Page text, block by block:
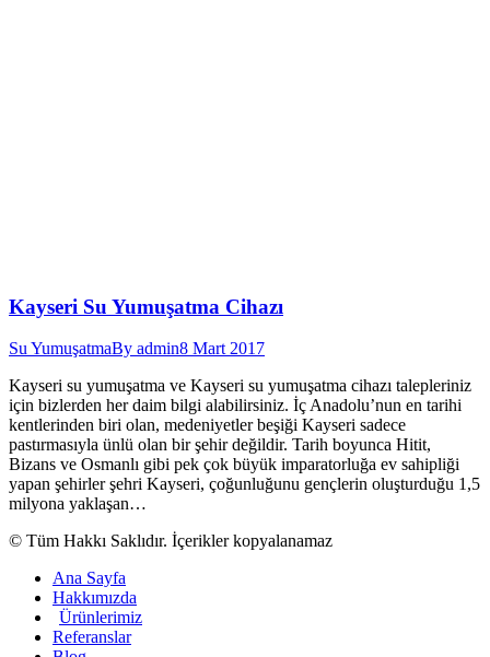
Kayseri Su Yumuşatma Cihazı
Su YumuşatmaBy admin8 Mart 2017
Kayseri su yumuşatma ve Kayseri su yumuşatma cihazı talepleriniz
için bizlerden her daim bilgi alabilirsiniz. İç Anadolu’nun en tarihi
kentlerinden biri olan, medeniyetler beşiği Kayseri sadece
pastırmasıyla ünlü olan bir şehir değildir. Tarih boyunca Hitit,
Bizans ve Osmanlı gibi pek çok büyük imparatorluğa ev sahipliği
yapan şehirler şehri Kayseri, çoğunluğunu gençlerin oluşturduğu 1,5
milyona yaklaşan…
© Tüm Hakkı Saklıdır. İçerikler kopyalanamaz
Ana Sayfa
Hakkımızda
Ürünlerimiz
Referanslar